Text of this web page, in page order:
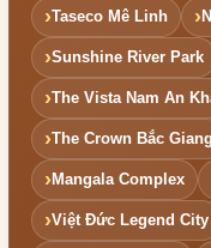
Taseco Mê Linh
Sunshine River Park
The Vista Nam An
The Crown Bắc Giang
Mangala Complex
Việt Đức Legend City